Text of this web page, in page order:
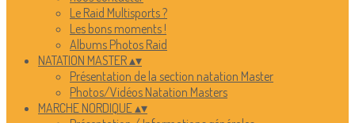
Le Raid Multisports ?
Les bons moments !
Albums Photos Raid
NATATION MASTER▴▾
Présentation de la section natation Master
Photos/Vidéos Natation Masters
MARCHE NORDIQUE▴▾